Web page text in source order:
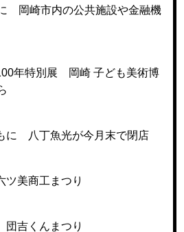
岡崎市内の公共施設や金融機
年特別展 岡崎 子ども美術博
に 八丁魚光が今月末で閉店
美商工まつり
吉くんまつり